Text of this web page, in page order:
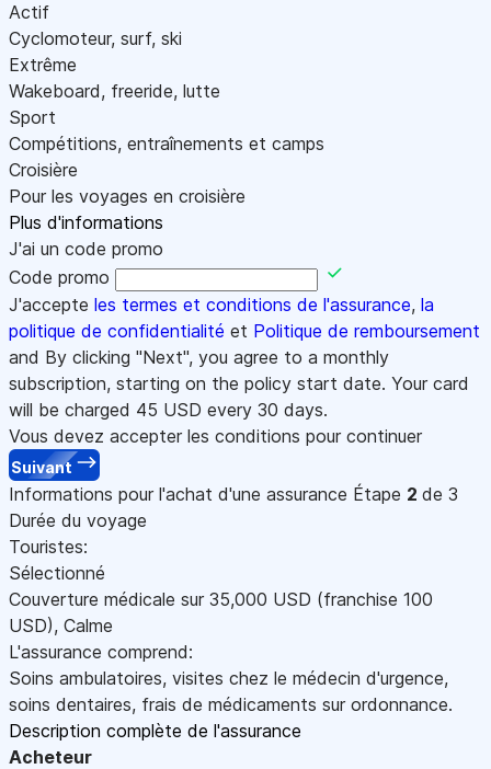
Actif
Cyclomoteur, surf, ski
Extrême
Wakeboard, freeride, lutte
Sport
Compétitions, entraînements et camps
Croisière
Pour les voyages en croisière
Plus d'informations
J'ai un code promo
Code promo
J'accepte les termes et conditions de l'assurance, la
politique de confidentialité et Politique de remboursement
and By clicking "Next", you agree to a monthly
subscription, starting on the policy start date. Your card
will be charged 45 USD every 30 days.
Vous devez accepter les conditions pour continuer
Suivant
Informations pour l'achat d'une assurance Étape 2 de 3
Durée du voyage
Touristes:
Sélectionné
Couverture médicale sur 35,000 USD (franchise 100
USD), Calme
L'assurance comprend:
Soins ambulatoires, visites chez le médecin d'urgence,
soins dentaires, frais de médicaments sur ordonnance.
Description complète de l'assurance
Acheteur